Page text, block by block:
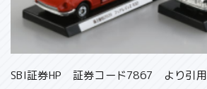
SBI証券HP 証券コード7867 より引用